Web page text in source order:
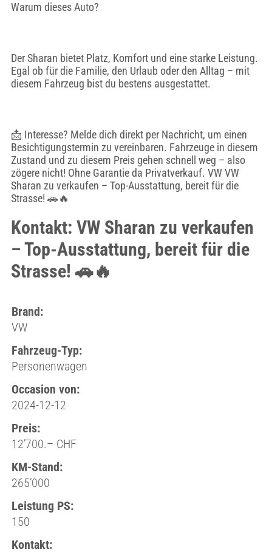
Warum dieses Auto?
Der Sharan bietet Platz, Komfort und eine starke Leistung.
Egal ob für die Familie, den Urlaub oder den Alltag – mit
diesem Fahrzeug bist du bestens ausgestattet.
📩 Interesse? Melde dich direkt per Nachricht, um einen
Besichtigungstermin zu vereinbaren. Fahrzeuge in diesem
Zustand und zu diesem Preis gehen schnell weg – also
zögere nicht! Ohne Garantie da Privatverkauf. VW VW
Sharan zu verkaufen – Top-Ausstattung, bereit für die
Strasse! 🚗🔥
Kontakt: VW Sharan zu verkaufen
– Top-Ausstattung, bereit für die
Strasse! 🚗🔥
Brand:
VW
Fahrzeug-Typ:
Personenwagen
Occasion von:
2024-12-12
Preis:
12’700.– CHF
KM-Stand:
265’000
Leistung PS:
150
Kontakt: